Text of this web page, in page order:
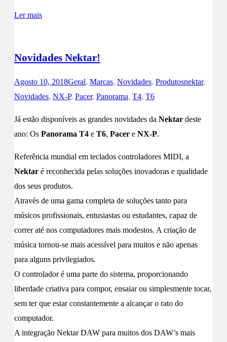
Ler mais
Novidades Nektar!
Agosto 10, 2018Geral, Marcas, Novidades, Produtosnektar,
Novidades, NX-P, Pacer, Panorama, T4, T6
Já estão disponíveis as grandes novidades da Nektar deste
ano: Os Panorama T4 e T6, Pacer e NX-P.
Referência mundial em teclados controladores MIDI, a
Nektar é reconhecida pelas soluções inovadoras e qualidade
dos seus produtos.
Através de uma gama completa de soluções tanto para
músicos profissionais, entusiastas ou estudantes, capaz de
correr até nos computadores mais modestos. A criação de
música tornou-se mais acessível para muitos e não apenas
para alguns privilegiados.
O controlador é uma parte do sistema, proporcionando
liberdade criativa para compor, ensaiar ou simplesmente tocar,
sem ter que estar constantemente a alcançar o rato do
computador.
A integração Nektar DAW para muitos dos DAW’s mais